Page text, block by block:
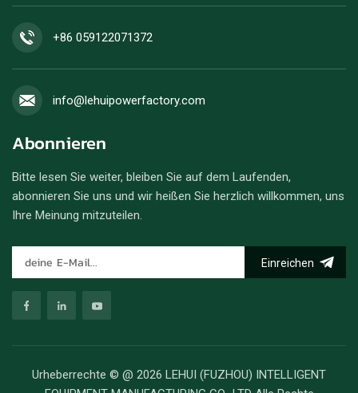
+86 059122071372
info@lehuipowerfactory.com
Abonnieren
Bitte lesen Sie weiter, bleiben Sie auf dem Laufenden,
abonnieren Sie uns und wir heißen Sie herzlich willkommen, uns
Ihre Meinung mitzuteilen.
Einreichen
Urheberrechte © @ 2026 LEHUI (FUZHOU) INTELLIGENT